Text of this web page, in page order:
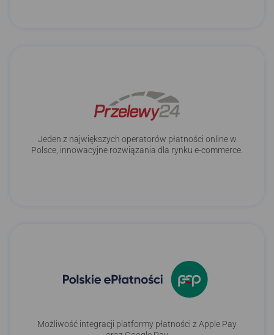
Jeden z największych operatorów płatności online w
Polsce, innowacyjne rozwiązania dla rynku e-commerce.
Możliwość integracji platformy płatności z Apple Pay